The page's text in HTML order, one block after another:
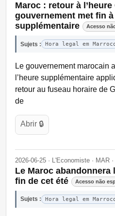
Maroc : retour à l’heure
gouvernement met fin à
supplémentaire
Acesso
Sujets : Hora legal em
Le gouvernement marocain
l’heure supplémentaire
retour au fuseau horaire de
de
Abrir 🔒
2026-06-25 · L'Economiste · MAR
Le Maroc abandonnera
fin de cet été
Acesso não
Sujets : Hora legal em